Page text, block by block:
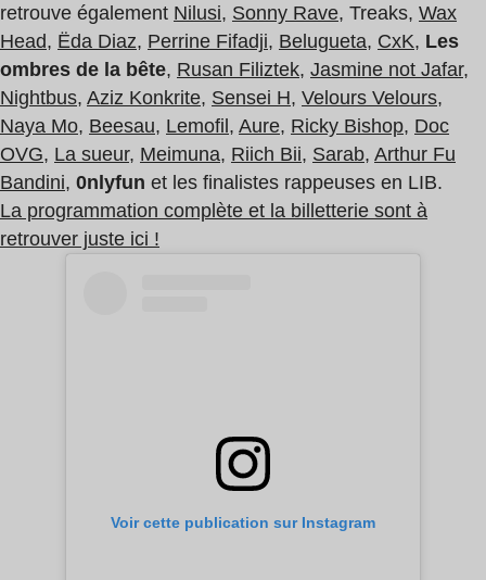
retrouve également Nilusi, Sonny Rave, Treaks, Wax
Head, Ëda Diaz, Perrine Fifadji, Belugueta, CxK, Les
ombres de la bête, Rusan Filiztek, Jasmine not Jafar,
Nightbus, Aziz Konkrite, Sensei H, Velours Velours,
Naya Mo, Beesau, Lemofil, Aure, Ricky Bishop, Doc
OVG, La sueur, Meimuna, Riich Bii, Sarab, Arthur Fu
Bandini, 0nlyfun et les finalistes rappeuses en LIB.
La programmation complète et la billetterie sont à
retrouver juste ici !
Voir cette publication sur Instagram